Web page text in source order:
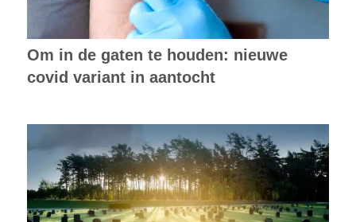
Om in de gaten te houden: nieuwe
covid variant in aantocht